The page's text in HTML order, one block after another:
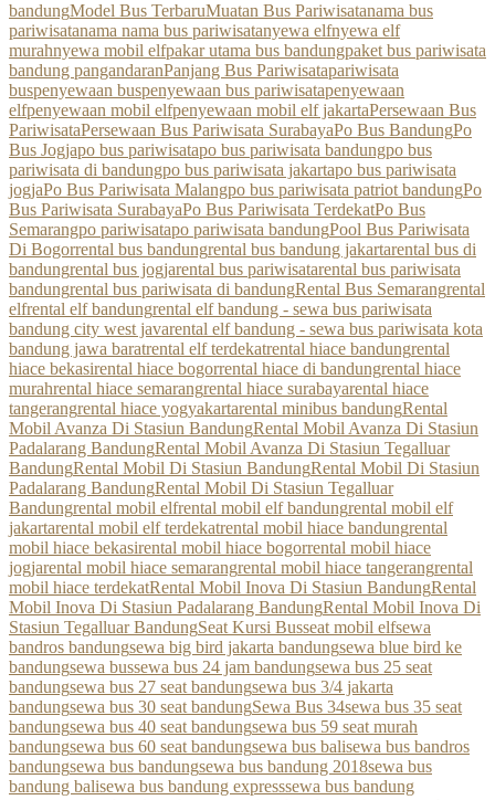
bandungModel Bus TerbaruMuatan Bus Pariwisatanama bus
pariwisatanama nama bus pariwisatanyewa elfnyewa elf
murahnyewa mobil elfpakar utama bus bandungpaket bus pariwisata
bandung pangandaranPanjang Bus Pariwisatapariwisata
buspenyewaan buspenyewaan bus pariwisatapenyewaan
elfpenyewaan mobil elfpenyewaan mobil elf jakartaPersewaan Bus
PariwisataPersewaan Bus Pariwisata SurabayaPo Bus BandungPo
Bus Jogjapo bus pariwisatapo bus pariwisata bandungpo bus
pariwisata di bandungpo bus pariwisata jakartapo bus pariwisata
jogjaPo Bus Pariwisata Malangpo bus pariwisata patriot bandungPo
Bus Pariwisata SurabayaPo Bus Pariwisata TerdekatPo Bus
Semarangpo pariwisatapo pariwisata bandungPool Bus Pariwisata
Di Bogorrental bus bandungrental bus bandung jakartarental bus di
bandungrental bus jogjarental bus pariwisatarental bus pariwisata
bandungrental bus pariwisata di bandungRental Bus Semarangrental
elfrental elf bandungrental elf bandung - sewa bus pariwisata
bandung city west javarental elf bandung - sewa bus pariwisata kota
bandung jawa baratrental elf terdekatrental hiace bandungrental
hiace bekasirental hiace bogorrental hiace di bandungrental hiace
murahrental hiace semarangrental hiace surabayarental hiace
tangerangrental hiace yogyakartarental minibus bandungRental
Mobil Avanza Di Stasiun BandungRental Mobil Avanza Di Stasiun
Padalarang BandungRental Mobil Avanza Di Stasiun Tegalluar
BandungRental Mobil Di Stasiun BandungRental Mobil Di Stasiun
Padalarang BandungRental Mobil Di Stasiun Tegalluar
Bandungrental mobil elfrental mobil elf bandungrental mobil elf
jakartarental mobil elf terdekatrental mobil hiace bandungrental
mobil hiace bekasirental mobil hiace bogorrental mobil hiace
jogjarental mobil hiace semarangrental mobil hiace tangerangrental
mobil hiace terdekatRental Mobil Inova Di Stasiun BandungRental
Mobil Inova Di Stasiun Padalarang BandungRental Mobil Inova Di
Stasiun Tegalluar BandungSeat Kursi Busseat mobil elfsewa
bandros bandungsewa big bird jakarta bandungsewa blue bird ke
bandungsewa bussewa bus 24 jam bandungsewa bus 25 seat
bandungsewa bus 27 seat bandungsewa bus 3/4 jakarta
bandungsewa bus 30 seat bandungSewa Bus 34sewa bus 35 seat
bandungsewa bus 40 seat bandungsewa bus 59 seat murah
bandungsewa bus 60 seat bandungsewa bus balisewa bus bandros
bandungsewa bus bandungsewa bus bandung 2018sewa bus
bandung balisewa bus bandung expresssewa bus bandung